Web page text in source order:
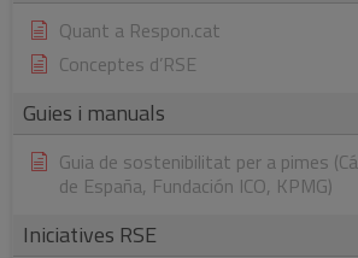
Quant a Respon.cat
Conceptes d’RSE
Guies i manuals
Guia de sostenibilitat per a pimes
de España, Fundación ICO, KPMG)
Iniciatives RSE